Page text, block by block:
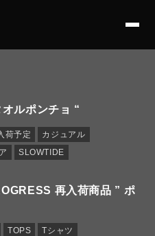
ルポンチョ “
荷予定
カジュアル
SLOWTIDE
再入荷商品 ” ポ
TOPS
Tシャツ